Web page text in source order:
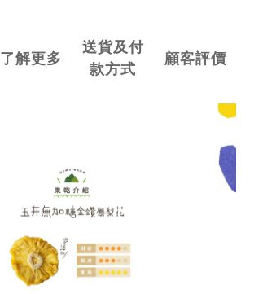
了解更多
送貨及付
款方式
顧客評價